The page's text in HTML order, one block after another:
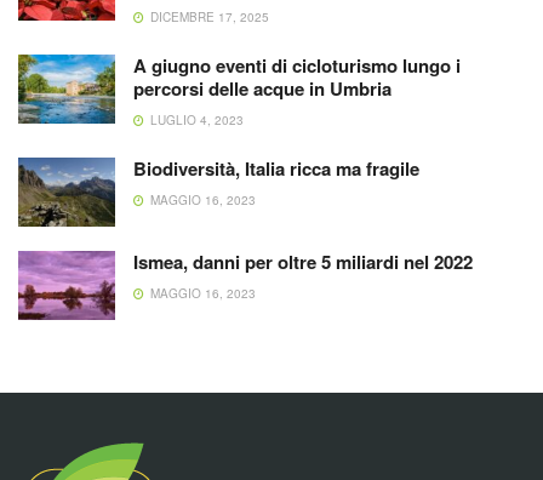
DICEMBRE 17, 2025
A giugno eventi di cicloturismo lungo i
percorsi delle acque in Umbria
LUGLIO 4, 2023
Biodiversità, Italia ricca ma fragile
MAGGIO 16, 2023
Ismea, danni per oltre 5 miliardi nel 2022
MAGGIO 16, 2023